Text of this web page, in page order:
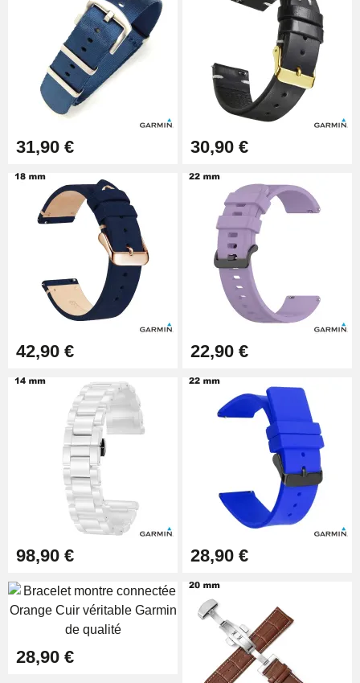
9,90 €
Pince à Poinçonner (pince trou)
Pince Trou pour Bracelet de
Kit Horlogerie Débutant
26,90 €
Boîte Pompe Bracelet Montre -
Diamètre 1,50 mm - 8 à 25 mm
Boîte Pompe pour Bracelet
Montre - Diamètre 1,80 mm - 8 à
25 mm
19,90 €
17,90 €
31,90 € 30,90 €
42,90 € 22,90 €
98,90 € 28,90 €
28,90 €